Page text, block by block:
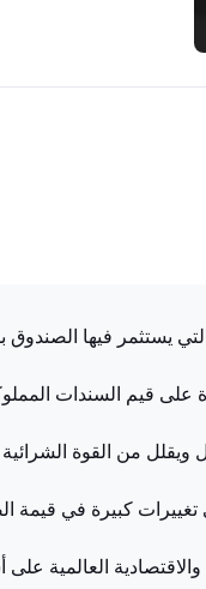
على قيم السندات
من القوة الشرائية
كبيرة في قيمة
العالمية على